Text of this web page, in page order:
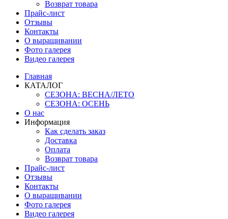
Возврат товара
Прайс-лист
Отзывы
Контакты
О выращивании
Фото галерея
Видео галерея
Главная
КАТАЛОГ
СЕЗОНА: ВЕСНА/ЛЕТО
СЕЗОНА: ОСЕНЬ
О нас
Информация
Как сделать заказ
Доставка
Оплата
Возврат товара
Прайс-лист
Отзывы
Контакты
О выращивании
Фото галерея
Видео галерея